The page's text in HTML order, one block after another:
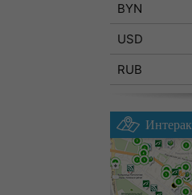
BYN
USD
RUB